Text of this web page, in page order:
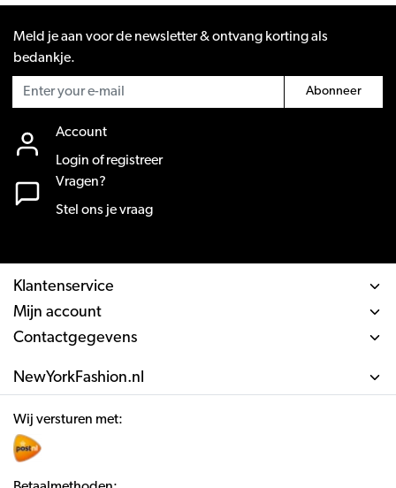
Meld je aan voor de newsletter & ontvang korting als
bedankje.
Abonneer
Account
Login of registreer
Vragen?
Stel ons je vraag
Klantenservice
Mijn account
Contactgegevens
NewYorkFashion.nl
Wij versturen met: